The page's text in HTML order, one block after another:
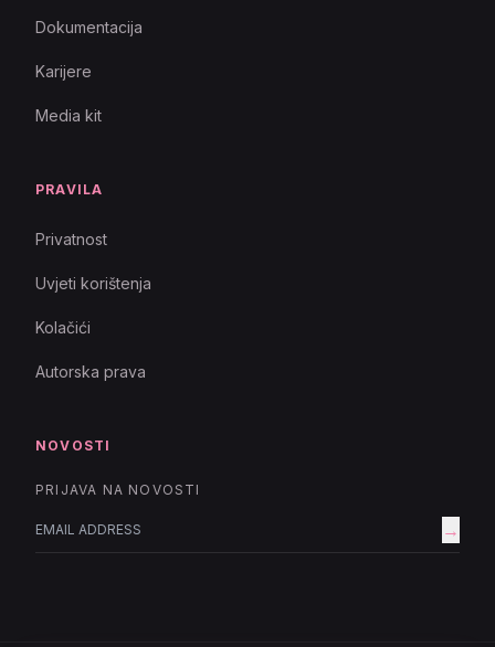
Dokumentacija
Karijere
Media kit
PRAVILA
Privatnost
Uvjeti korištenja
Kolačići
Autorska prava
NOVOSTI
PRIJAVA NA NOVOSTI
→